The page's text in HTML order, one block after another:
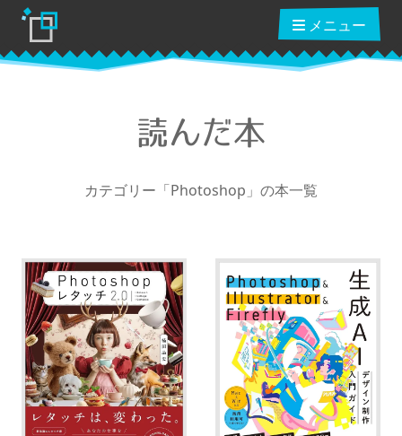
メニュー
動画講座
ショップ
クーポン
読んだ本
カテゴリー「Photoshop」の本一覧